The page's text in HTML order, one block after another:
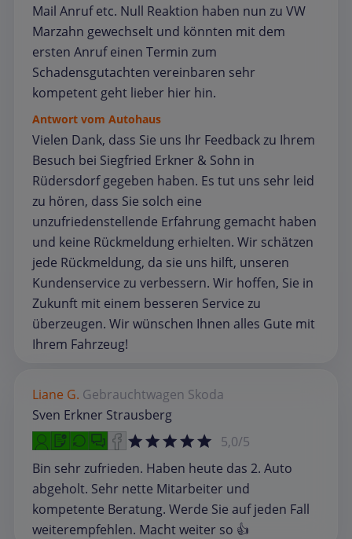
Mail Anruf etc. Null Reaktion haben nun zu VW
Marzahn gewechselt und könnten mit dem
ersten Anruf einen Termin zum
Schadensgutachten vereinbaren sehr
kompetent geht lieber hier hin.
Antwort vom Autohaus
Vielen Dank, dass Sie uns Ihr Feedback zu Ihrem
Besuch bei Siegfried Erkner & Sohn in
Rüdersdorf gegeben haben. Es tut uns sehr leid
zu hören, dass Sie solch eine
unzufriedenstellende Erfahrung gemacht haben
und keine Rückmeldung erhielten. Wir schätzen
jede Rückmeldung, da sie uns hilft, unseren
Kundenservice zu verbessern. Wir hoffen, Sie in
Zukunft mit einem besseren Service zu
überzeugen. Wir wünschen Ihnen alles Gute mit
Ihrem Fahrzeug!
Liane G. Gebrauchtwagen Skoda
Sven Erkner Strausberg
5,0/5
Bin sehr zufrieden. Haben heute das 2. Auto
abgeholt. Sehr nette Mitarbeiter und
kompetente Beratung. Werde Sie auf jeden Fall
weiterempfehlen. Macht weiter so 👍